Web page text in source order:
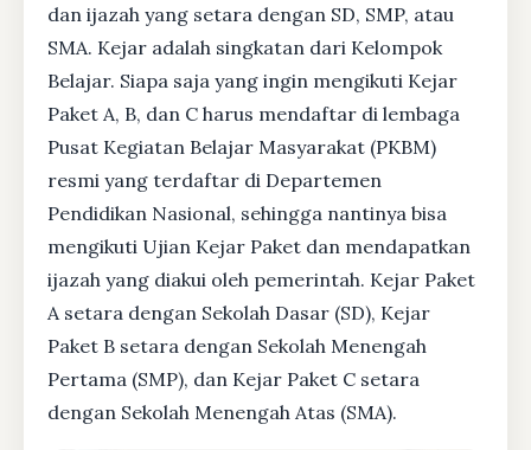
dan ijazah yang setara dengan SD, SMP, atau
SMA. Kejar adalah singkatan dari Kelompok
Belajar. Siapa saja yang ingin mengikuti Kejar
Paket A, B, dan C harus mendaftar di lembaga
Pusat Kegiatan Belajar Masyarakat (PKBM)
resmi yang terdaftar di Departemen
Pendidikan Nasional, sehingga nantinya bisa
mengikuti Ujian Kejar Paket dan mendapatkan
ijazah yang diakui oleh pemerintah. Kejar Paket
A setara dengan Sekolah Dasar (SD), Kejar
Paket B setara dengan Sekolah Menengah
Pertama (SMP), dan Kejar Paket C setara
dengan Sekolah Menengah Atas (SMA).